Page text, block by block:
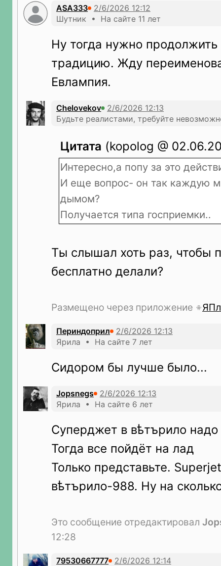
ASA333
Шутник • На сайте 11 лет
Ну тогда нужно
традицию. Жду
Евлампия.
Chelovekov
Будьте реалистами, требуйте
Цитата (kopolog @
Интересно,а попу за это
И еще вопрос- он так каждую
дымом?
Получается типа госприемки..
Ты слышал хоть раз, чтобы
бесплатно делали?
Размещено через приложение
Периндоприл
Ярила • На сайте 7 лет
Сидором бы лучше было...
Jopsnegs
Ярила • На сайте 6 лет
Суперджет в вѣтърило надо
Тогда все пойдёт на лад
Только представьте.
вѣтърило-988. Ну на
Это сообщение отредактировал
12:28
79530667777